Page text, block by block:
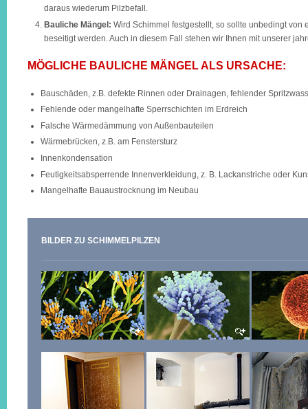
daraus wiederum Pilzbefall.
Bauliche Mängel: Wird Schimmel festgestellt, so sollte unbedingt
beseitigt werden. Auch in diesem Fall stehen wir Ihnen mit unserer
MÖGLICHE BAULICHE MÄNGEL ALS URSACHE:
Bauschäden, z.B. defekte Rinnen oder Drainagen, fehlender
Fehlende oder mangelhafte Sperrschichten im Erdreich
Falsche Wärmedämmung von Außenbauteilen
Wärmebrücken, z.B. am Fenstersturz
Innenkondensation
Feutigkeitsabsperrende Innenverkleidung, z. B. Lackanstriche oder
Mangelhafte Bauaustrocknung im Neubau
BILDER ZU SCHIMMELPILZEN